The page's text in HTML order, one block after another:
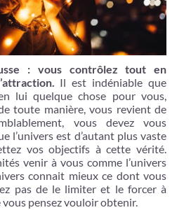
: vous contrôlez tout en
Il est indéniable que
lui quelque chose pour vous,
toute manière, vous revient de
vous devez vous
l’univers est d’autant plus vaste
vos objectifs à cette vérité.
venir à vous comme l’univers
connait mieux ce dont vous
pas de le limiter et le forcer à
pensez vouloir obtenir.